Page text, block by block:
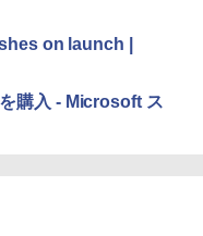
on launch |
購入 - Microsoft ス